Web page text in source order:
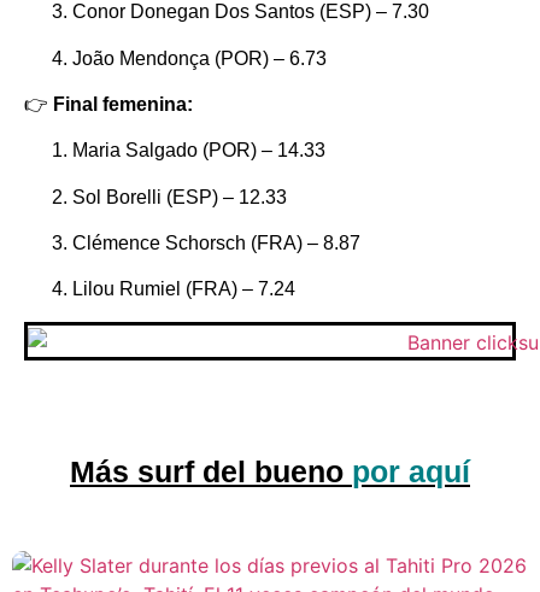
Conor Donegan Dos Santos (ESP) – 7.30
João Mendonça (POR) – 6.73
👉 Final femenina:
Maria Salgado (POR) – 14.33
Sol Borelli (ESP) – 12.33
Clémence Schorsch (FRA) – 8.87
Lilou Rumiel (FRA) – 7.24
Más surf del bueno por aquí